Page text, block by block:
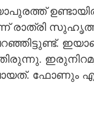
പോയത്. ഫോണും